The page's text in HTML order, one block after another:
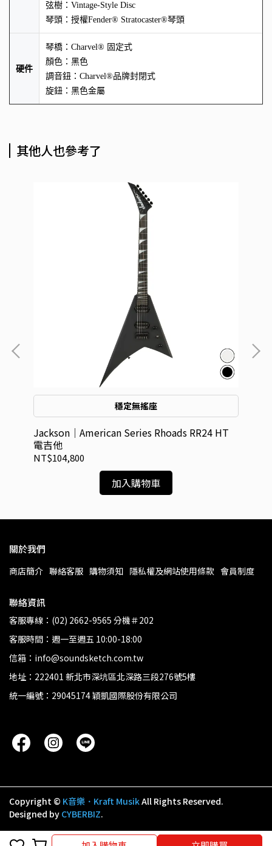
加入購物車
弦樹：Vintage-Style Disc
琴頭：授權Fender® Stratocaster®琴頭
硬件
琴橋：Charvel® 固定式
顏色：黑色
調音鈕：Charvel®品牌封閉式
旋鈕：黑色金屬
其他人也參考了
穩定無搖座
Jackson｜American Series Rhoads RR24 HT
電吉他
NT$104,800
加入購物車
關於我們
商店簡介 聯絡客服 購物須知 隱私權及網站使用條款 會員制度
聯絡資訊
客服專線：(02) 2662-9565 分機＃202
客服時間：週一至週五 10:00-18:00
信箱：info@soundsketch.com.tw
地址：222401 新北市深坑區北深路三段276號5樓
統一編號：29045174 穎凱國際股份有限公司
Copyright © K音樂．Kraft MusikAll Rights Reserved.
Designed by CYBERBIZ.